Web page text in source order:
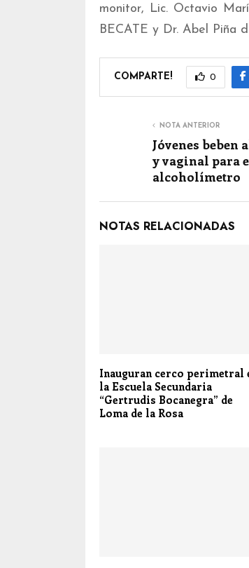
monitor, Lic. Octavio
BECATE y Dr. Abel Piña
COMPARTE! 0
NOTA ANTERIOR
Jóvenes beben
y vaginal para
alcoholímetro
NOTAS RELACIONADAS
Inauguran cerco perimetral
la Escuela Secundaria
“Gertrudis Bocanegra” de
Loma de la Rosa